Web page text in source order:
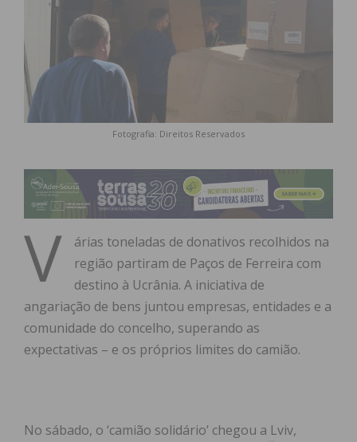
Fotografia: Direitos Reservados
V
árias toneladas de donativos recolhidos na
região partiram de Paços de Ferreira com
destino à Ucrânia. A iniciativa de
angariação de bens juntou empresas, entidades e a
comunidade do concelho, superando as
expectativas – e os próprios limites do camião.
No sábado, o ‘camião solidário’ chegou a Lviv,